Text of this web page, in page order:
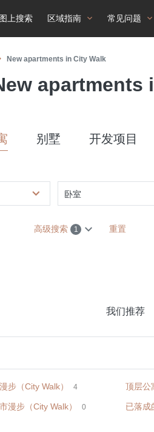
上搜索 区域指南 常见问题
New apartments in City Walk
apartments
别墅 开发项目
卧室
高级搜索 1 重置
我们推荐
步（City Walk） 4 顶层公
漫步（City Walk） 0 已落成